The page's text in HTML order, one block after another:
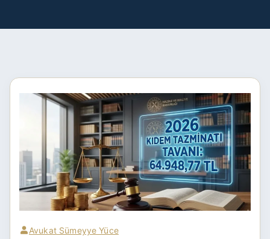
Avukat Sümeyye Yüce